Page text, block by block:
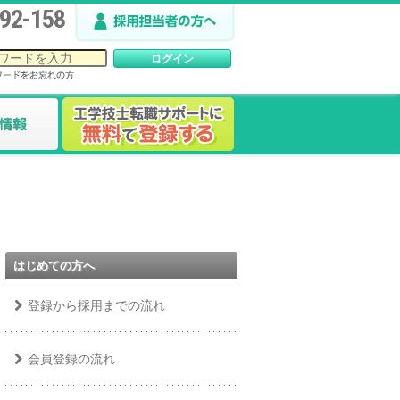
158
はじめての方へ
登録から採用までの流れ
会員登録の流れ